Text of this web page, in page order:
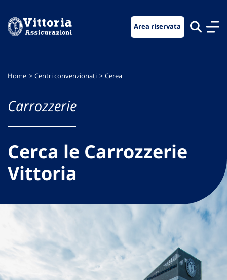
menu
contenuto
footer
Area riservata
Home Centri convenzionati Cerea
Carrozzerie
Cerca le Carrozzerie
Vittoria